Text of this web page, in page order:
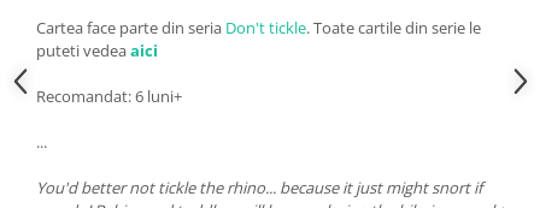
Cartea face parte din seria Don't tickle. Toate cartile din serie le
puteti vedeaaici
Recomandat: 6 luni+
...
You'd better not tickle the rhino... because it just might snort if